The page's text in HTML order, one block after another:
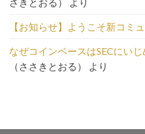
さきとおる）
より
【お知らせ】ようこそ新コミ
なぜコインベースはSECにい
（ささきとおる）
より